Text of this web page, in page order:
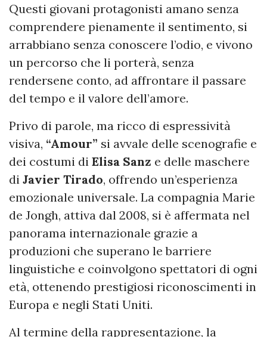
Questi giovani protagonisti amano senza
comprendere pienamente il sentimento, si
arrabbiano senza conoscere l’odio, e vivono
un percorso che li porterà, senza
rendersene conto, ad affrontare il passare
del tempo e il valore dell’amore.
Privo di parole, ma ricco di espressività
visiva, “Amour” si avvale delle scenografie e
dei costumi di Elisa Sanz e delle maschere
di Javier Tirado, offrendo un’esperienza
emozionale universale. La compagnia Marie
de Jongh, attiva dal 2008, si è affermata nel
panorama internazionale grazie a
produzioni che superano le barriere
linguistiche e coinvolgono spettatori di ogni
età, ottenendo prestigiosi riconoscimenti in
Europa e negli Stati Uniti.
Al termine della rappresentazione, la